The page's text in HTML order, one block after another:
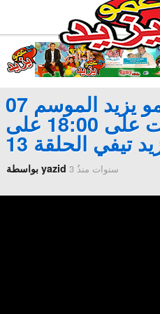
برنامج مع عمو يزيد الموسم 07
الثلاثاء و السبت على 18:00 على
تيفي الحلقة 13
بواسطة yazid 3 سنوات منذُ